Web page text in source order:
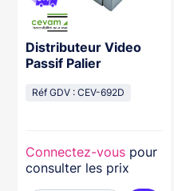
Distributeur Video
Passif Palier
Réf GDV : CEV-692D
Connectez-vous pour
consulter les prix